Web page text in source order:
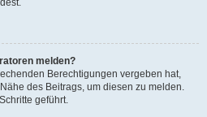
melden?
Berechtigungen vergeben hat,
des Beitrags, um diesen zu melden.
geführt.